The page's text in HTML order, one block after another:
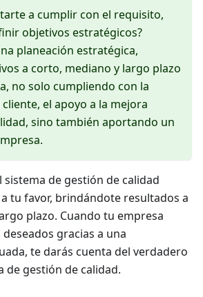
a cumplir con el requisito,
objetivos estratégicos?
planeación estratégica,
a corto, mediano y largo plazo
no solo cumpliendo con la
el apoyo a la mejora
sino también aportando un
sistema de gestión de calidad
tu favor, brindándote resultados a
plazo. Cuando tu empresa
gracias a una
te darás cuenta del verdadero
de gestión de calidad.